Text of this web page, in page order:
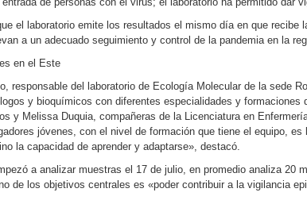
el laboratorio emite los resultados el mismo día en que
a un adecuado seguimiento y control de la pandemia en la
en el Este
responsable del laboratorio de Ecología Molecular de la sede
y bioquímicos con diferentes especialidades y
y Melissa Duquia, compañeras de la Licenciatura en
jóvenes, con el nivel de formación que tiene el equipo,
la capacidad de aprender y adaptarse», destacó.
a analizar muestras el 17 de julio, en promedio analiza
de los objetivos centrales es «poder contribuir a la vigilancia